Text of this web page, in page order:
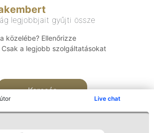
Live chat
legjobbjait gyűjti össze
közelébe? Ellenőrizze
a legjobb szolgáltatásokat
Keresés